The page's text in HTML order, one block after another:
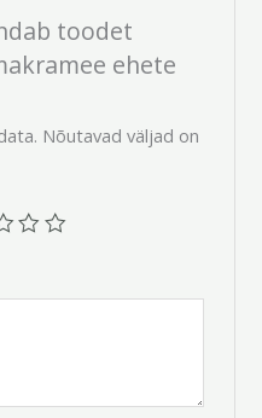
toodet
ehete
Nõutavad väljad on